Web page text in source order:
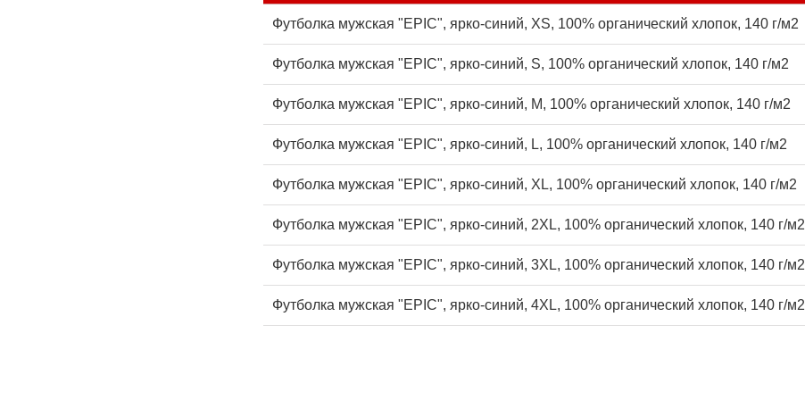
Футболка мужская "EPIC", ярко-синий, XS, 100% органический хлопок, 140 г/м2
Футболка мужская "EPIC", ярко-синий, S, 100% органический хлопок, 140 г/м2
Футболка мужская "EPIC", ярко-синий, M, 100% органический хлопок, 140 г/м2
Футболка мужская "EPIC", ярко-синий, L, 100% органический хлопок, 140 г/м2
Футболка мужская "EPIC", ярко-синий, XL, 100% органический хлопок, 140 г/м2
Футболка мужская "EPIC", ярко-синий, 2XL, 100% органический хлопок, 140 г/м2
Футболка мужская "EPIC", ярко-синий, 3XL, 100% органический хлопок, 140 г/м2
Футболка мужская "EPIC", ярко-синий, 4XL, 100% органический хлопок, 140 г/м2